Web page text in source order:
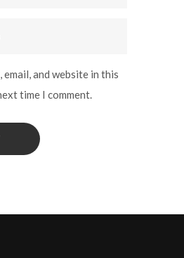
email, and website in this
time I comment.